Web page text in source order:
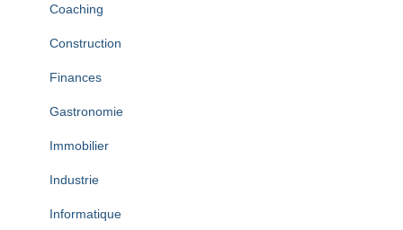
Coaching
Construction
Finances
Gastronomie
Immobilier
Industrie
Informatique